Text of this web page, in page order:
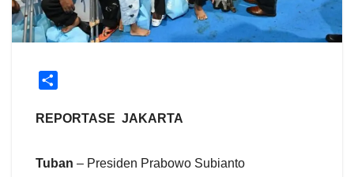
a
REPORTASE JAKARTA
Tuban – Presiden Prabowo Subianto